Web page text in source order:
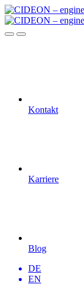
Kontakt
Karriere
Blog
DE
EN